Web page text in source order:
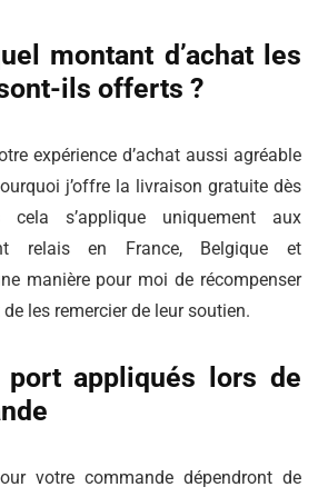
montant d’achat les
ils offerts ?
expérience d’achat aussi agréable
j’offre la livraison gratuite dès
cela s’applique uniquement aux
relais en France, Belgique et
manière pour moi de récompenser
les remercier de leur soutien.
appliqués lors de
votre commande dépendront de